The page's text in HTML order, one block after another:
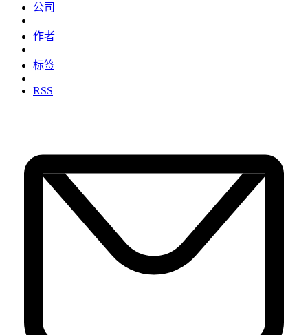
公司
|
作者
|
标签
|
RSS